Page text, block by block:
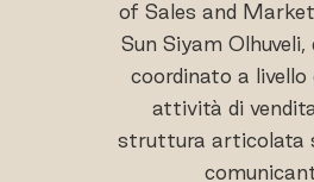
of Sales and
Sun Siyam Olhuveli,
coordinato a livello
attività di
struttura articolata